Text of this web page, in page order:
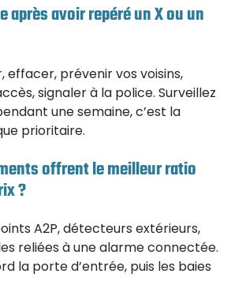
après avoir repéré un X ou un
effacer, prévenir vos voisins,
signaler à la police. Surveillez
une semaine, c’est la
prioritaire.
offrent le meilleur ratio
?
A2P, détecteurs extérieurs,
reliées à une alarme connectée.
la porte d’entrée, puis les baies